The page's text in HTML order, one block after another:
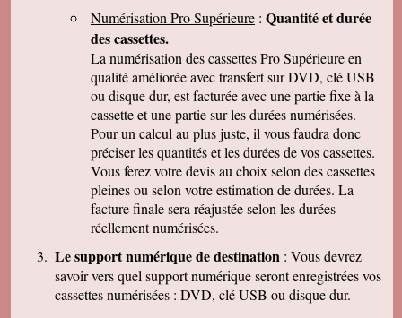
Félix F.
J'ai bien reçu votre colis et vous remercie d'
avoir effectué ce travail délicat . J'ai visionné
les disquettes et suis pour ma part satisfait , je
pense que mon fils sera très heureux de
retrouver de tels souvenirs. Merci beaucoup
pour la rapidité du traitement de ma commande,
Très cordialement.
Michel J.
Bonjour merci de votre professionalisme et
exactitude si l'occasion se présente de vous
faire connaître je le ferai avec plaisir.
Cordialement
Numérisation Pro Supérieure : Quantité et durée
des cassettes.
La numérisation des cassettes Pro Supérieure en
qualité améliorée avec transfert sur DVD, clé USB
ou disque dur, est facturée avec une partie fixe à la
cassette et une partie sur les durées numérisées.
Pour un calcul au plus juste, il vous faudra donc
préciser les quantités et les durées de vos cassettes.
Vous ferez votre devis au choix selon des cassettes
pleines ou selon votre estimation de durées. La
facture finale sera réajustée selon les durées
réellement numérisées.
Le support numérique de destination : Vous devrez
savoir vers quel support numérique seront enregistrées vos
cassettes numérisées : DVD, clé USB ou disque dur.